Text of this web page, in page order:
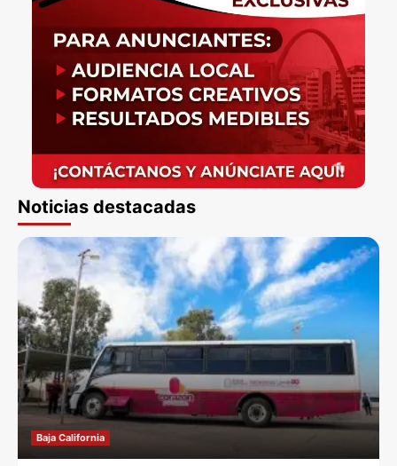
Noticias destacadas
Baja California